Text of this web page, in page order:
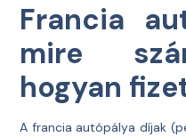
Francia
mire
hogyan
A francia autópálya díjak